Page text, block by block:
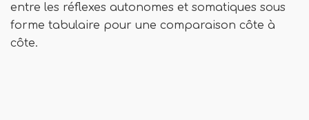
entre les réflexes autonomes et somatiques sous
forme tabulaire pour une comparaison côte à
côte.